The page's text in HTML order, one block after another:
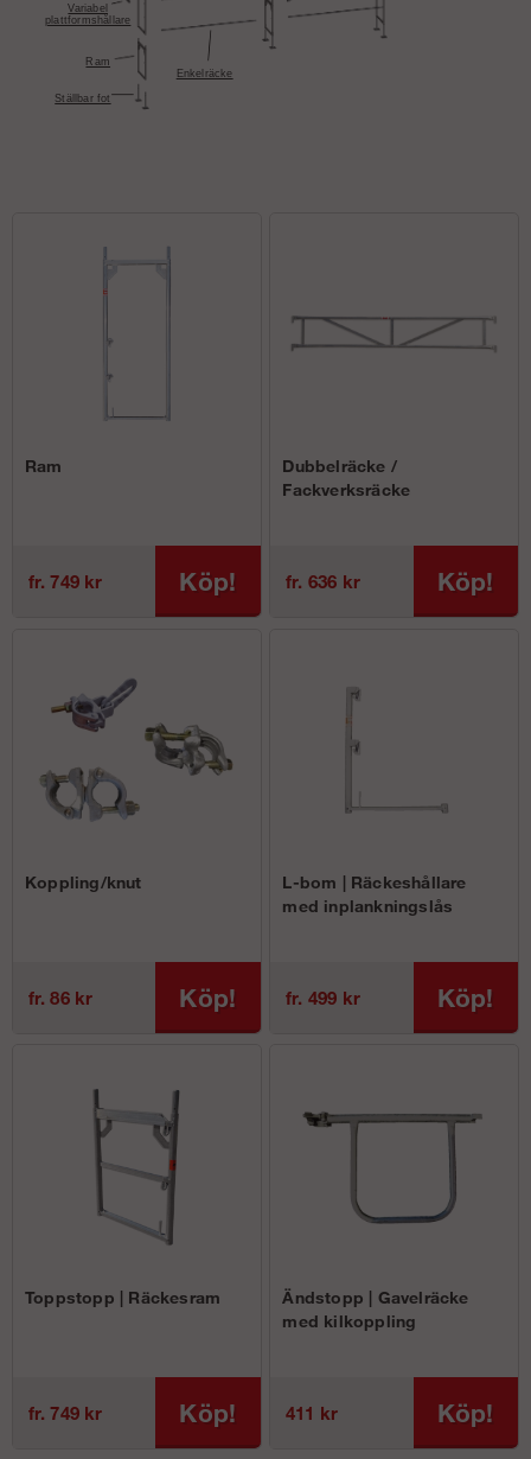
Variabel
plattformshållare
Ram
Ställbar fot
Enkelräcke
Ram
fr. 749 kr Köp!
Dubbelräcke /
Fackverksräcke
fr. 636 kr Köp!
Koppling/knut
fr. 86 kr Köp!
L-bom | Räckeshållare
med inplankningslås
fr. 499 kr Köp!
Toppstopp | Räckesram
fr. 749 kr Köp!
Ändstopp | Gavelräcke
med kilkoppling
411 kr Köp!